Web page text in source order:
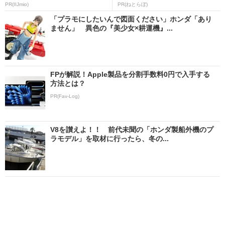
PR(IIJmio) PR(ねとらぼ)
「プラモにしたいんで図面ください」ホンダ「あり
ません」 異色の『美少女×耕運機』...
FPが解説！Apple製品を分割手数料0円で入手する
方法とは？
PR(Fav-Log)
V8を讃えよ！！ 前代未聞の「ホンダ製船外機のプ
ラモデル」を取材に行ったら、冬の...